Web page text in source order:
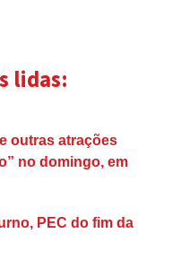
lidas:
outras atrações
no domingo, em
PEC do fim da